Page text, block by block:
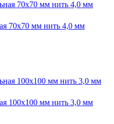
70х70 мм нить 4,0 мм
100х100 мм нить 3,0 мм